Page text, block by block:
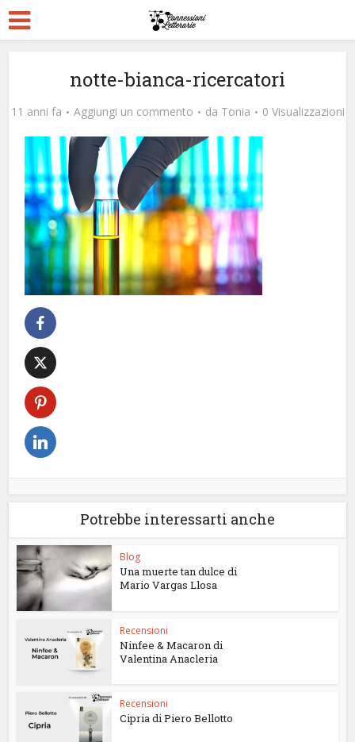
notte-bianca-ricercatori
11 anni fa Aggiungi un commento da Tonia 0 Visualizzazioni
Potrebbe interessarti anche
Blog
Una muerte tan dulce di
Mario Vargas Llosa
Recensioni
Ninfee & Macaron di
Valentina Anacleria
Recensioni
Cipria di Piero Bellotto